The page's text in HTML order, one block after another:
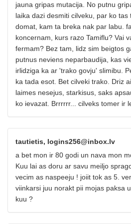
jauna gripas mutacija. No putnu
laika dazi desmiti cilveku, par ko tas
domat, kam ta breka nak par labu.
koncernam, kurs razo Tamiflu? Vai
fermam? Bez tam, lidz sim beigtos
putnus neviens neparbaudija, kas
irlidziga ka ar 'trako govju' slimibu.
ka tada esot. Bet cilveki trako. Driz
laimes nesejus, starkisus, saks
ko ievazat. Brrrrrr... cilveks tomer ir
tautietis, logins256@inbox.lv
a bet mon ir 80 godi un nava mon
Kuu lai as doru ar savu meiljo
vecim as naspeeju ! joiit tok as 5.
viinkarsi juu norakt pii mojas paksa
kuu ?